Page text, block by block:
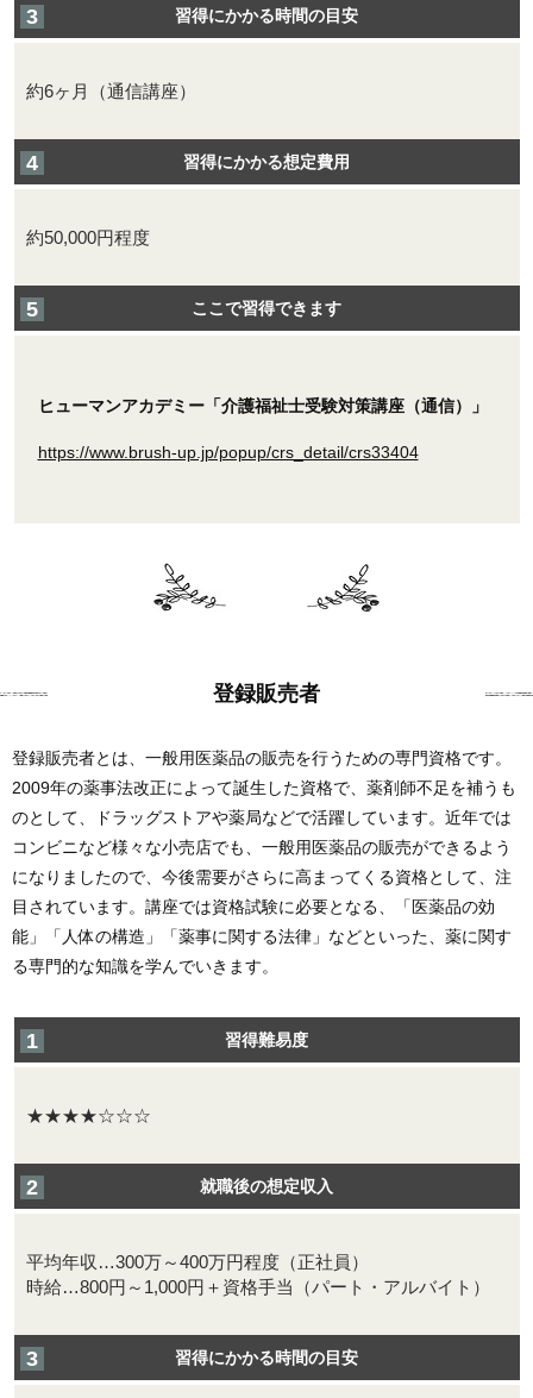
習得にかかる時間の目安
約6ヶ月（通信講座）
習得にかかる想定費用
約50,000円程度
ここで習得できます
ヒューマンアカデミー「介護福祉士受験対策講座（通信）」
https://www.brush-up.jp/popup/crs_detail/crs33404
登録販売者
登録販売者とは、一般用医薬品の販売を行うための専門資格です。
2009年の薬事法改正によって誕生した資格で、薬剤師不足を補うも
のとして、ドラッグストアや薬局などで活躍しています。近年では
コンビニなど様々な小売店でも、一般用医薬品の販売ができるよう
になりましたので、今後需要がさらに高まってくる資格として、注
目されています。講座では資格試験に必要となる、「医薬品の効
能」「人体の構造」「薬事に関する法律」などといった、薬に関す
る専門的な知識を学んでいきます。
習得難易度
★★★★☆☆☆
就職後の想定収入
平均年収…300万～400万円程度（正社員）
時給…800円～1,000円＋資格手当（パート・アルバイト）
習得にかかる時間の目安